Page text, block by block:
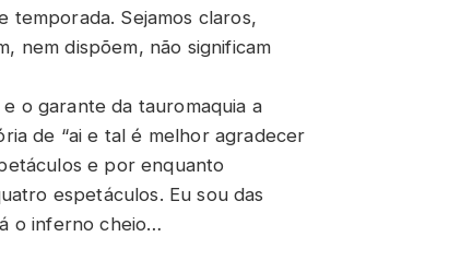
temporada. Sejamos claros,
nem dispõem, não significam
o garante da tauromaquia a
de “ai e tal é melhor agradecer
e por enquanto
espetáculos. Eu sou das
o inferno cheio…